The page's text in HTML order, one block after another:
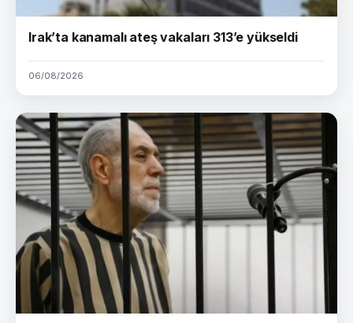
Irak’ta kanamalı ateş vakaları 313’e yükseldi
06/08/2026